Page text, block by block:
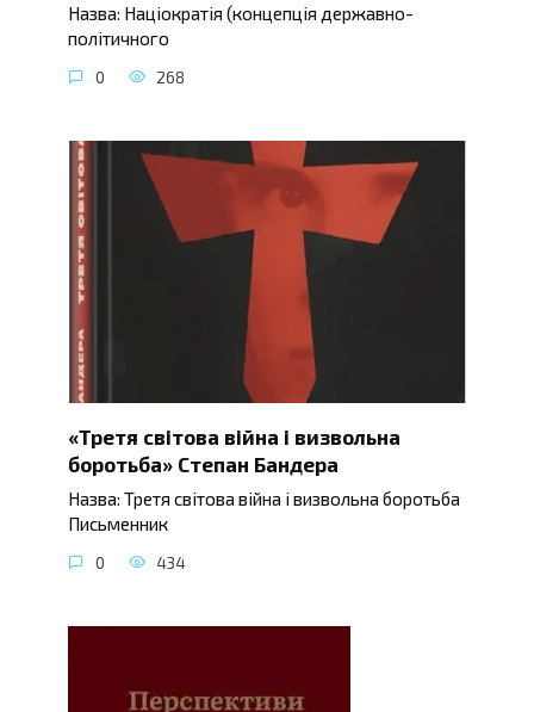
Назва: Націократія (концепція державно-
політичного
0 268
«Третя світова війна і визвольна
боротьба» Степан Бандера
Назва: Третя світова війна і визвольна боротьба
Письменник
0 434